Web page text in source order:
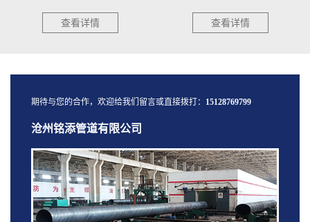
措施后方可焊接：a）气体···
查看详情
表面除锈等级检验,用GB/T···
查看详情
期待与您的合作，欢迎给我们留言或直接拨打： 15128769799
沧州铭添管道有限公司